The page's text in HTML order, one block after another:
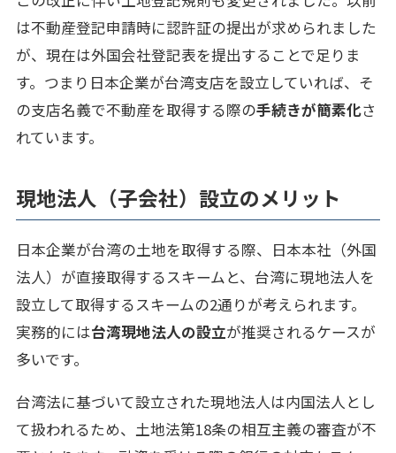
は不動産登記申請時に認許証の提出が求められました
が、現在は外国会社登記表を提出することで足りま
す。つまり日本企業が台湾支店を設立していれば、そ
の支店名義で不動産を取得する際の手続きが簡素化さ
れています。
現地法人（子会社）設立のメリット
日本企業が台湾の土地を取得する際、日本本社（外国
法人）が直接取得するスキームと、台湾に現地法人を
設立して取得するスキームの2通りが考えられます。
実務的には台湾現地法人の設立が推奨されるケースが
多いです。
台湾法に基づいて設立された現地法人は内国法人とし
て扱われるため、土地法第18条の相互主義の審査が不